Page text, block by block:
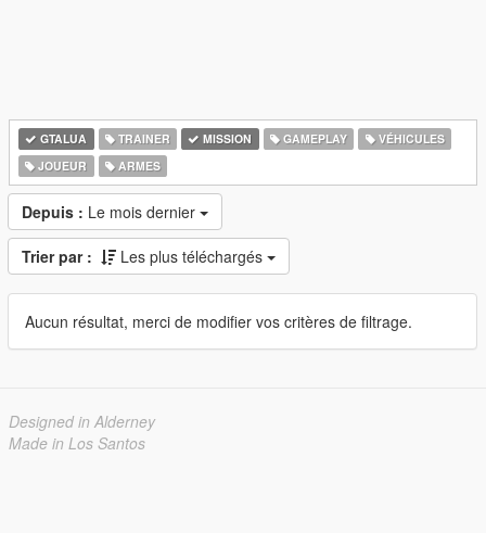
GTALUA TRAINER MISSION GAMEPLAY
VÉHICULES
JOUEUR
ARMES
Depuis : Le mois dernier
Trier par : Les plus téléchargés
Aucun résultat, merci de modifier vos critères de filtrage.
Designed in Alderney
Made in Los Santos